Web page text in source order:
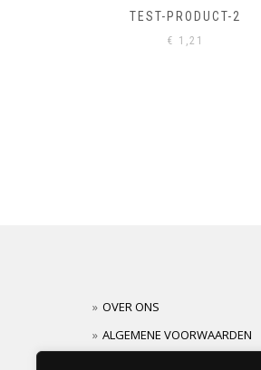
TEST-PRODUCT
€ 0,61
OVER ONS
ALGEMENE VOORWAARDEN